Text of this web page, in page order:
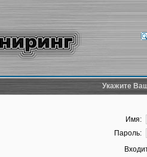
Укажите
Имя:
Пароль: